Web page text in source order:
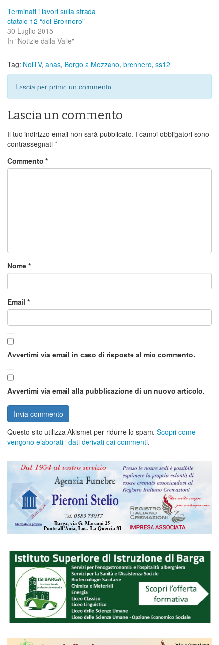
Terminati i lavori sulla strada
statale 12 “del Brennero”
30 Luglio 2015
In "Notizie dalla Valle"
Tag: NoiTV, anas, Borgo a Mozzano, brennero, ss12
Lascia per primo un commento
Lascia un commento
Il tuo indirizzo email non sarà pubblicato. I campi obbligatori sono
contrassegnati *
Commento *
Nome *
Email *
Avvertimi via email in caso di risposte al mio commento.
Avvertimi via email alla pubblicazione di un nuovo articolo.
Questo sito utilizza Akismet per ridurre lo spam. Scopri come
vengono elaborati i dati derivati dai commenti.